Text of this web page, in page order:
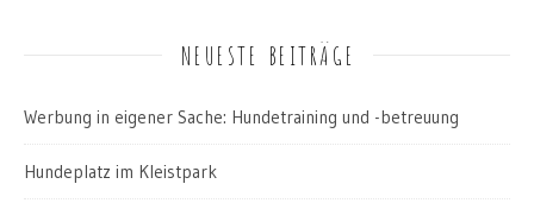
NEUESTE BEITRÄGE
Werbung in eigener Sache: Hundetraining und -betreuung
Hundeplatz im Kleistpark